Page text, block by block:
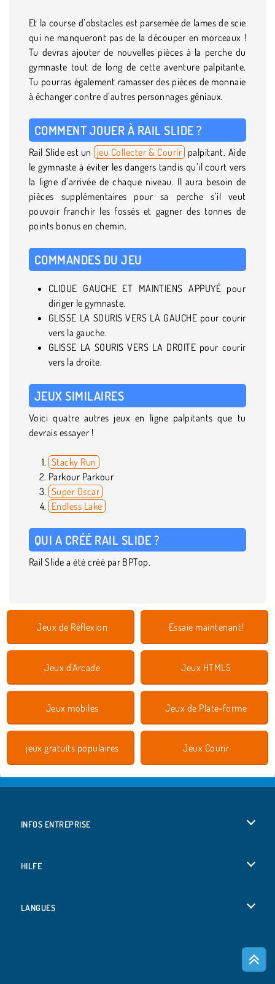
Et la course d’obstacles est parsemée de lames de scie
qui ne manqueront pas de la découper en morceaux !
Tu devras ajouter de nouvelles pièces à la perche du
gymnaste tout de long de cette aventure palpitante.
Tu pourras également ramasser des pièces de monnaie
à échanger contre d’autres personnages géniaux.
COMMENT JOUER À RAIL SLIDE ?
Rail Slide est un jeu Collecter & Courir palpitant. Aide
le gymnaste à éviter les dangers tandis qu’il court vers
la ligne d’arrivée de chaque niveau. Il aura besoin de
pièces supplémentaires pour sa perche s’il veut
pouvoir franchir les fossés et gagner des tonnes de
points bonus en chemin.
COMMANDES DU JEU
CLIQUE GAUCHE ET MAINTIENS APPUYÉ pour
diriger le gymnaste.
GLISSE LA SOURIS VERS LA GAUCHE pour courir
vers la gauche.
GLISSE LA SOURIS VERS LA DROITE pour courir
vers la droite.
JEUX SIMILAIRES
Voici quatre autres jeux en ligne palpitants que tu
devrais essayer !
Stacky Run
Parkour Parkour
Super Oscar
Endless Lake
QUI A CRÉÉ RAIL SLIDE ?
Rail Slide a été créé par BPTop.
Jeux de Réflexion Essaie maintenant!
Jeux d'Arcade Jeux HTML5
Jeux mobiles Jeux de Plate-forme
jeux gratuits populaires Jeux Courir
INFOS ENTREPRISE
HILFE
LANGUES